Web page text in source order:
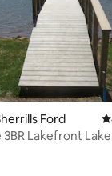
Ford
Lakefront